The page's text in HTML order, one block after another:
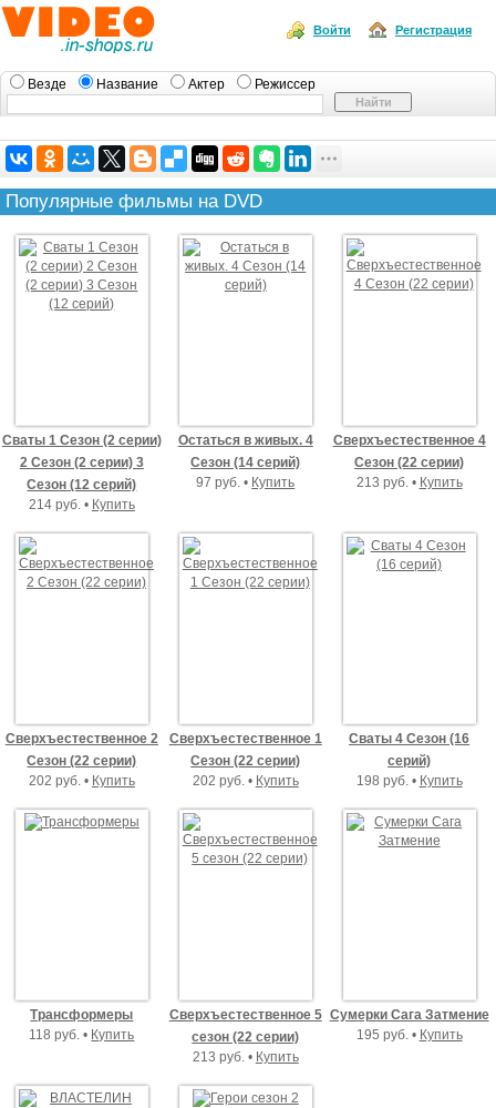
Регистрация
Войти
Везде Название Актер Режиссер
Популярные фильмы на DVD
Сваты 1 Сезон (2 серии)
2 Сезон (2 серии) 3
Сезон (12 серий)
214 руб. • Купить
Остаться в живых. 4
Сезон (14 серий)
97 руб. • Купить
Сверхъестественное 4
Сезон (22 серии)
213 руб. • Купить
Сверхъестественное 2
Сезон (22 серии)
202 руб. • Купить
Сверхъестественное 1
Сезон (22 серии)
202 руб. • Купить
Сваты 4 Сезон (16
серий)
198 руб. • Купить
Трансформеры
118 руб. • Купить
Сверхъестественное 5
сезон (22 серии)
213 руб. • Купить
Сумерки Сага Затмение
195 руб. • Купить